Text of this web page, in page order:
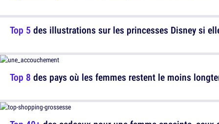
Top 5 des illustrations sur les princesses Disney si
Top 8 des pays où les femmes restent le moins